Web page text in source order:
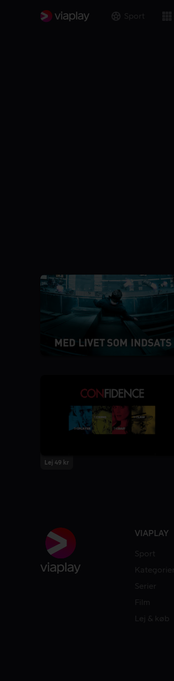
Sport
Lej 49 kr
VIAPLAY
Sport
Kategorier
Serier
Film
Lej & køb